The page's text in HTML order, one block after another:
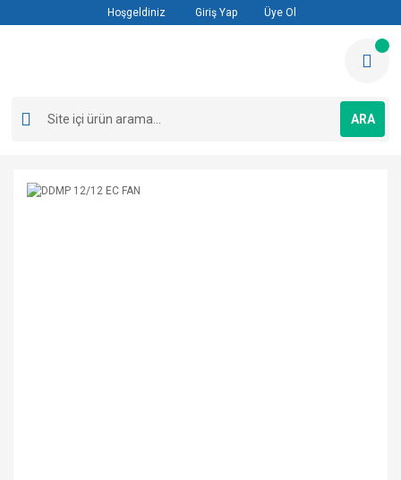
Hoşgeldiniz Giriş Yap Üye Ol
ARA